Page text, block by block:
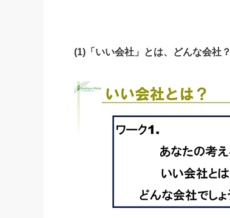
(1)「いい会社」とは、どんな会社？